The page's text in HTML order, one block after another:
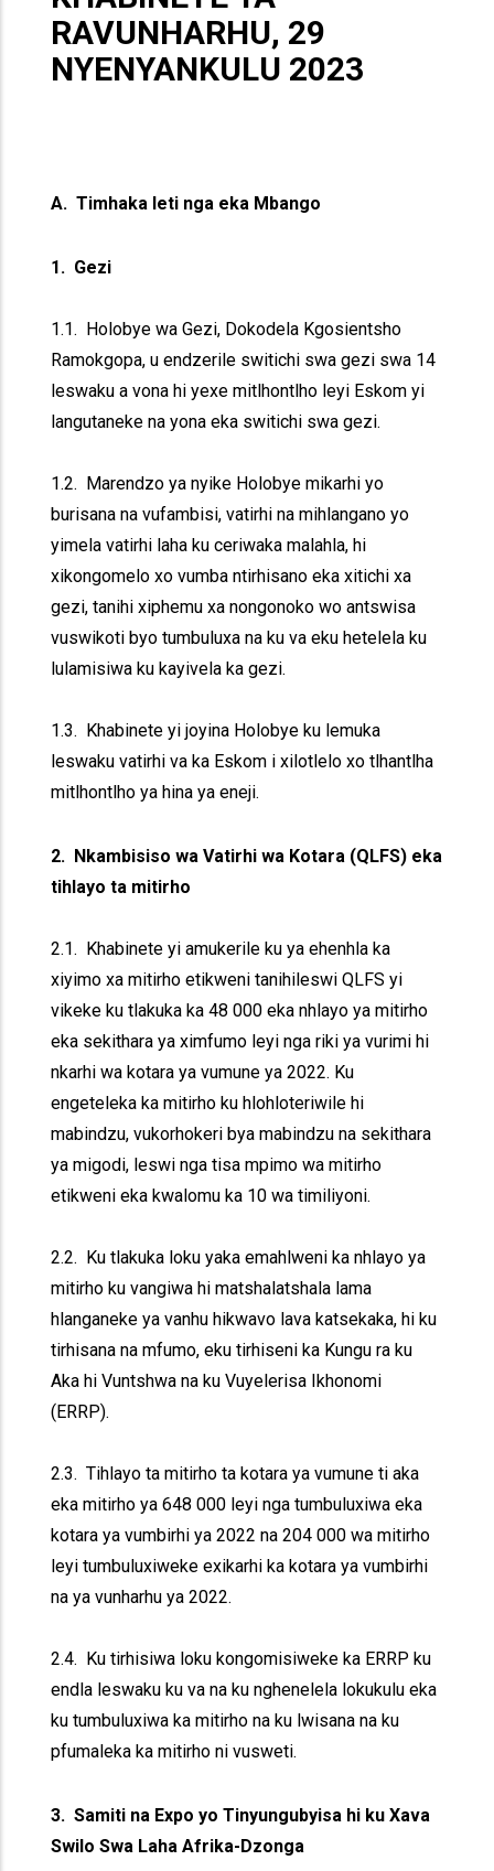
RAVUNHARHU, 29
NYENYANKULU 2023
A. Timhaka leti nga eka Mbango
1. Gezi
1.1. Holobye wa Gezi, Dokodela Kgosientsho
Ramokgopa, u endzerile switichi swa gezi swa 14
leswaku a vona hi yexe mitlhontlho leyi Eskom yi
langutaneke na yona eka switichi swa gezi.
1.2. Marendzo ya nyike Holobye mikarhi yo
burisana na vufambisi, vatirhi na mihlangano yo
yimela vatirhi laha ku ceriwaka malahla, hi
xikongomelo xo vumba ntirhisano eka xitichi xa
gezi, tanihi xiphemu xa nongonoko wo antswisa
vuswikoti byo tumbuluxa na ku va eku hetelela ku
lulamisiwa ku kayivela ka gezi.
1.3. Khabinete yi joyina Holobye ku lemuka
leswaku vatirhi va ka Eskom i xilotlelo xo tlhantlha
mitlhontlho ya hina ya eneji.
2. Nkambisiso wa Vatirhi wa Kotara (QLFS) eka
tihlayo ta mitirho
2.1. Khabinete yi amukerile ku ya ehenhla ka
xiyimo xa mitirho etikweni tanihileswi QLFS yi
vikeke ku tlakuka ka 48 000 eka nhlayo ya mitirho
eka sekithara ya ximfumo leyi nga riki ya vurimi hi
nkarhi wa kotara ya vumune ya 2022. Ku
engeteleka ka mitirho ku hlohloteriwile hi
mabindzu, vukorhokeri bya mabindzu na sekithara
ya migodi, leswi nga tisa mpimo wa mitirho
etikweni eka kwalomu ka 10 wa timiliyoni.
2.2. Ku tlakuka loku yaka emahlweni ka nhlayo ya
mitirho ku vangiwa hi matshalatshala lama
hlanganeke ya vanhu hikwavo lava katsekaka, hi ku
tirhisana na mfumo, eku tirhiseni ka Kungu ra ku
Aka hi Vuntshwa na ku Vuyelerisa Ikhonomi
(ERRP).
2.3. Tihlayo ta mitirho ta kotara ya vumune ti aka
eka mitirho ya 648 000 leyi nga tumbuluxiwa eka
kotara ya vumbirhi ya 2022 na 204 000 wa mitirho
leyi tumbuluxiweke exikarhi ka kotara ya vumbirhi
na ya vunharhu ya 2022.
2.4. Ku tirhisiwa loku kongomisiweke ka ERRP ku
endla leswaku ku va na ku nghenelela lokukulu eka
ku tumbuluxiwa ka mitirho na ku lwisana na ku
pfumaleka ka mitirho ni vusweti.
3. Samiti na Expo yo Tinyungubyisa hi ku Xava
Swilo Swa Laha Afrika-Dzonga